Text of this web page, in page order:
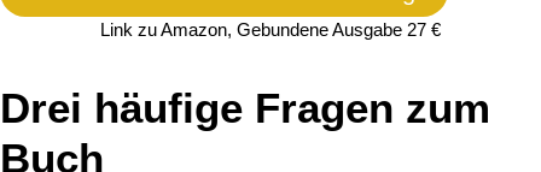
Link zu Amazon, Gebundene Ausgabe 27 €
Drei häufige Fragen zum
Buch